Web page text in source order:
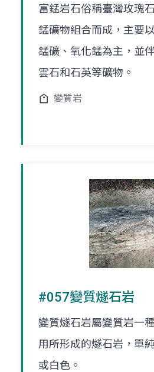
富錳岩石俗稱臺灣玫瑰
錳礦物組合而成，主要
錳礦、氧化錳為主，並
雲石和石英等礦物。
變質岩
#057變質燧石岩
變質燧石岩屬變質岩一
用所形成的燧石岩，單
或白色。